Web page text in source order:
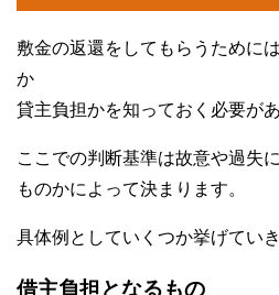
敷金の返還をしてもらうために
か
貸主負担かを知っておく必要があ
ここでの判断基準は故意や過失
ものかによって決まります。
具体例としていくつか挙げていき
借主負担となるもの